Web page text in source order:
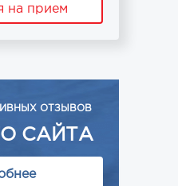
на прием
ОТЗЫВОВ
САЙТА